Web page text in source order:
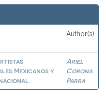
Author(s)
Mexicanos y
Ariel
Corona
Parra